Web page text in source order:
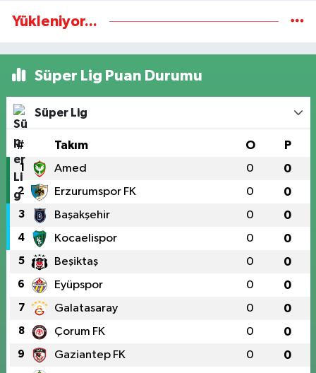
Yükleniyor...
Süper Lig Puan Durumu
Süper Lig
# Takım O P
1 Amed 0 0
2 Erzurumspor FK 0 0
3 Başakşehir 0 0
4 Kocaelispor 0 0
5 Beşiktaş 0 0
6 Eyüpspor 0 0
7 Galatasaray 0 0
8 Çorum FK 0 0
9 Gaziantep FK 0 0